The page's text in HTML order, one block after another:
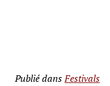
Publié dansFestivals